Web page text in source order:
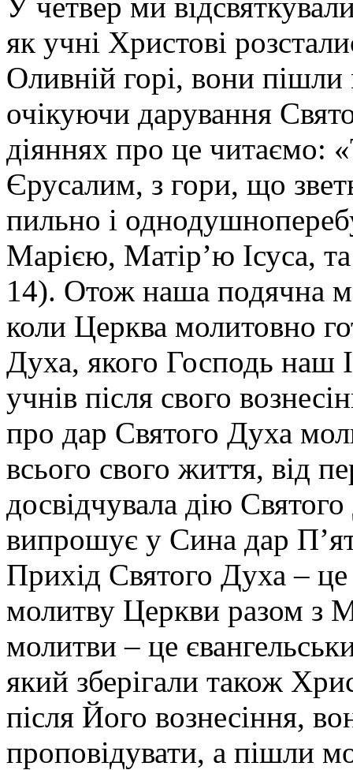
як учні Христові
Оливній горі, вони пішли
очікуючи дарування
діяннях про це читаємо:
Єрусалим, з гори, що
пильно і
Марією, Матір’ю Ісуса,
14). Отож наша подячна
коли Церква молитовно
Духа, якого Господь наш
учнів після свого
про дар Святого Духа
всього свого життя, від
досвідчувала дію
випрошує у Сина дар
Прихід Святого Духа – це
молитву Церкви разом з
молитви – це
який зберігали також
після Його вознесіння,
проповідувати, а пішли